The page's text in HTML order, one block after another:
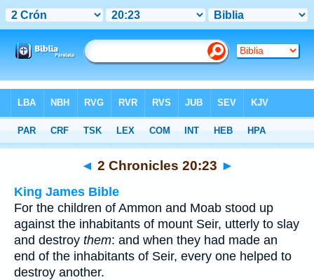
Multilingual > 2 Chronicles 20:23
◄ 2 Chronicles 20:23 ►
King James Bible
For the children of Ammon and Moab stood up
against the inhabitants of mount Seir, utterly to slay
and destroy them: and when they had made an
end of the inhabitants of Seir, every one helped to
destroy another.